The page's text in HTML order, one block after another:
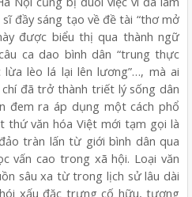
đầy sáng tạo về đề tài “thơ mở
được biểu thị qua thành ngữ
ca dao bình dân “trung thực
lèo lá lại lên lương”…, mà ai
đã trở thành triết lý sống dân
đem ra áp dụng một cách phổ
thứ văn hóa Việt mới tạm gọi là
tràn lấn từ giới bình dân qua
vấn cao trong xã hội. Loại văn
sâu xa từ trong lịch sử lâu dài
xấu đặc trưng cố hữu, tương